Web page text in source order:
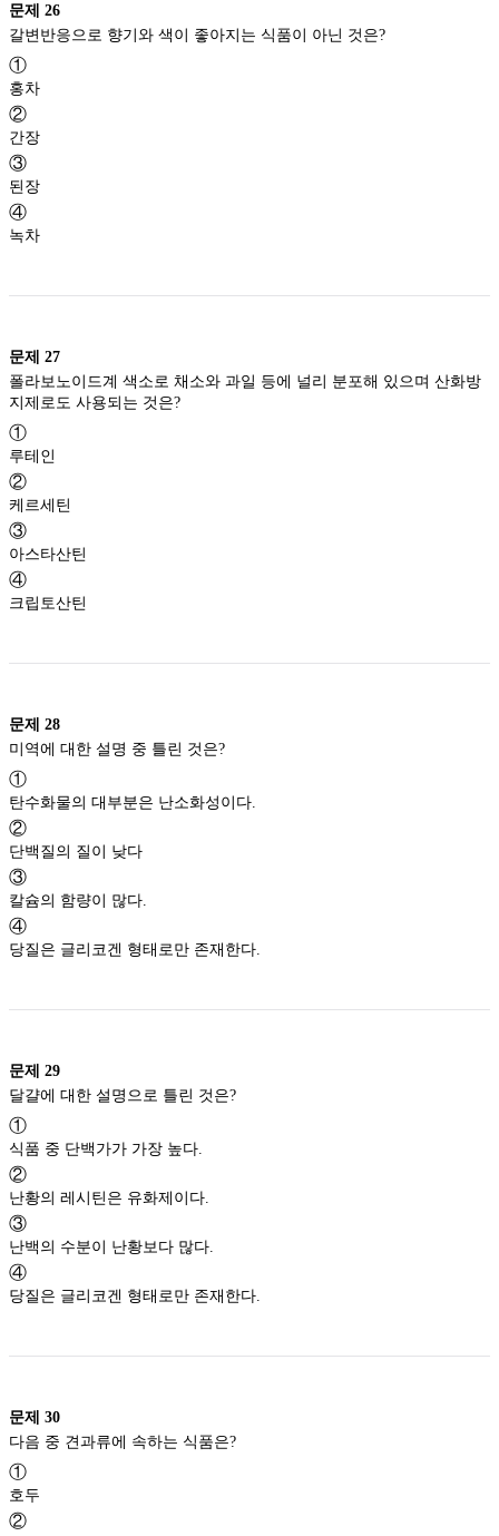
문제 26
갈변반응으로 향기와 색이 좋아지는 식품이 아닌 것은?
①
홍차
②
간장
③
된장
④
녹차
문제 27
폴라보노이드계 색소로 채소와 과일 등에 널리 분포해 있으며 산화방
지제로도 사용되는 것은?
①
루테인
②
케르세틴
③
아스타산틴
④
크립토산틴
문제 28
미역에 대한 설명 중 틀린 것은?
①
탄수화물의 대부분은 난소화성이다.
②
단백질의 질이 낮다
③
칼슘의 함량이 많다.
④
당질은 글리코겐 형태로만 존재한다.
문제 29
달걀에 대한 설명으로 틀린 것은?
①
식품 중 단백가가 가장 높다.
②
난황의 레시틴은 유화제이다.
③
난백의 수분이 난황보다 많다.
④
당질은 글리코겐 형태로만 존재한다.
문제 30
다음 중 견과류에 속하는 식품은?
①
호두
②